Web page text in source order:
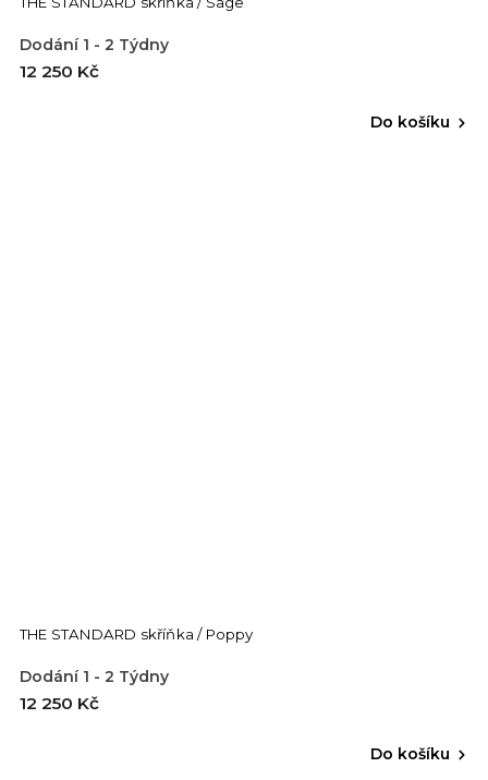
Dodání 1 - 2 Týdny
12 250 Kč
Do košíku
THE STANDARD skříňka / Poppy
Dodání 1 - 2 Týdny
12 250 Kč
Do košíku